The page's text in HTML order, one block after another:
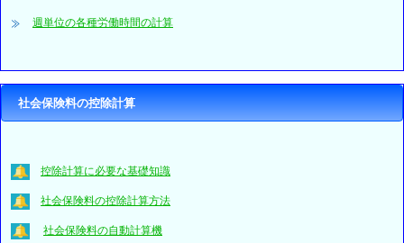
週単位の各種労働時間の計算
社会保険料の控除計算
控除計算に必要な基礎知識
社会保険料の控除計算方法
社会保険料の自動計算機